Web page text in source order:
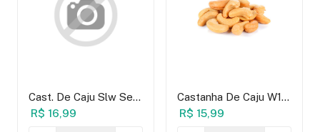
Cast. De Caju Slw Sem
Sal - 100g
R$ 16,99
Castanha De Caju W1
Torrada Sem Sal -
100g
R$ 15,99